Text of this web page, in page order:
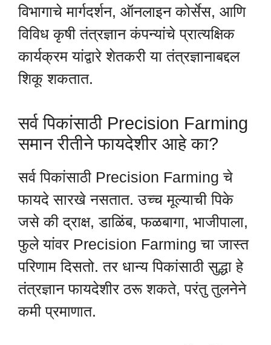
विभागाचे मार्गदर्शन, ऑनलाइन कोर्सेस, आणि
विविध कृषी तंत्रज्ञान कंपन्यांचे प्रात्यक्षिक
कार्यक्रम यांद्वारे शेतकरी या तंत्रज्ञानाबद्दल
शिकू शकतात.
सर्व पिकांसाठी Precision Farming
समान रीतीने फायदेशीर आहे का?
सर्व पिकांसाठी Precision Farming चे
फायदे सारखे नसतात. उच्च मूल्याची पिके
जसे की द्राक्ष, डाळिंब, फळबागा, भाजीपाला,
फुले यांवर Precision Farming चा जास्त
परिणाम दिसतो. तर धान्य पिकांसाठी सुद्धा हे
तंत्रज्ञान फायदेशीर ठरू शकते, परंतु तुलनेने
कमी प्रमाणात.